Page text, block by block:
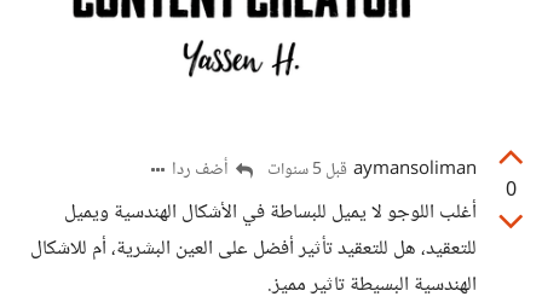
0
aymansoliman قبل 5 سنوات أضف ردا
أغلب اللوجو لا يميل للبساطة في الأشكال الهندسية ويميل
للتعقيد، هل للتعقيد تأثير أفضل على العين البشرية، أم للاشكال
الهندسية البسيطة تاثير مميز.